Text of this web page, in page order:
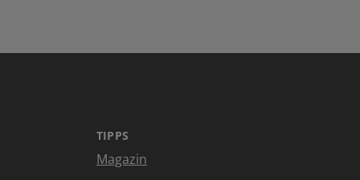
TIPPS
Magazin